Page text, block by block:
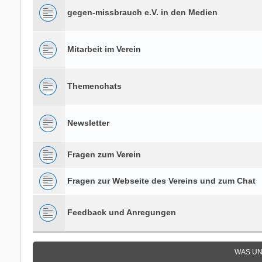
gegen-missbrauch e.V. in den Medien
Mitarbeit im Verein
Themenchats
Newsletter
Fragen zum Verein
Fragen zur Webseite des Vereins und zum Chat
Feedback und Anregungen
WAS